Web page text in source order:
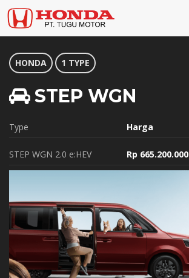
HONDA 1 TYPE
STEP WGN
Type Harga
STEP WGN 2.0 e:HEV Rp 665.200.000